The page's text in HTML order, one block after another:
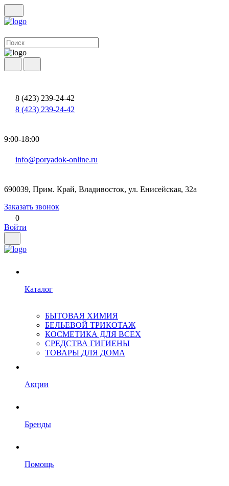
8 (423) 239-24-42
8 (423) 239-24-42
9:00-18:00
info@poryadok-online.ru
690039, Прим. Край, Владивосток, ул. Енисейская, 32а
Заказать звонок
0
Войти
Каталог
БЫТОВАЯ ХИМИЯ
БЕЛЬЕВОЙ ТРИКОТАЖ
КОСМЕТИКА ДЛЯ ВСЕХ
СРЕДСТВА ГИГИЕНЫ
ТОВАРЫ ДЛЯ ДОМА
Акции
Бренды
Помощь